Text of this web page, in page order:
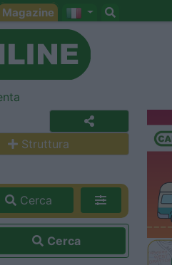
Magazine
Struttura
Cerca
Cerca